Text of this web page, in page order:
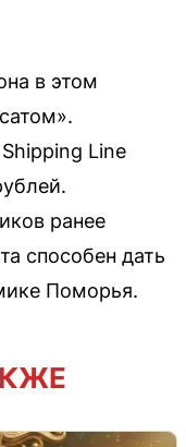
в этом
Line
ранее
способен дать
Поморья.